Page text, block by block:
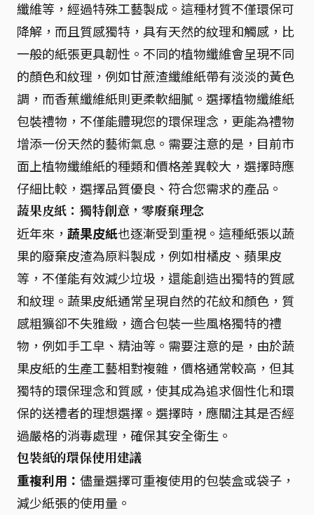
纖維等，經過特殊工藝製成。這種材質不僅環保可
降解，而且質感獨特，具有天然的紋理和觸感，比
一般的紙張更具韌性。不同的植物纖維會呈現不同
的顏色和紋理，例如甘蔗渣纖維紙帶有淡淡的黃色
調，而香蕉纖維紙則更柔軟細膩。選擇植物纖維紙
包裝禮物，不僅能體現您的環保理念，更能為禮物
增添一份天然的藝術氣息。需要注意的是，目前市
面上植物纖維紙的種類和價格差異較大，選擇時應
仔細比較，選擇品質優良、符合您需求的產品。
蔬果皮紙：獨特創意，零廢棄理念
近年來， 蔬果皮紙也逐漸受到重視。這種紙張以蔬
果的廢棄皮渣為原料製成，例如柑橘皮、蘋果皮
等，不僅能有效減少垃圾，還能創造出獨特的質感
和紋理。蔬果皮紙通常呈現自然的花紋和顏色，質
感粗獷卻不失雅緻，適合包裝一些風格獨特的禮
物，例如手工皁、精油等。需要注意的是，由於蔬
果皮紙的生產工藝相對複雜，價格通常較高，但其
獨特的環保理念和質感，使其成為追求個性化和環
保的送禮者的理想選擇。選擇時，應關注其是否經
過嚴格的消毒處理，確保其安全衛生。
包裝紙的環保使用建議
重複利用： 儘量選擇可重複使用的包裝盒或袋子，
減少紙張的使用量。